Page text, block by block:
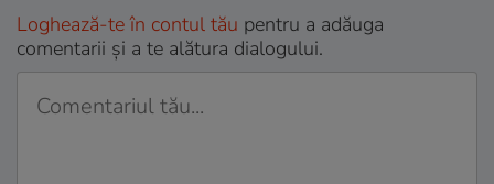
Loghează-te în contul tău pentru a adăuga
comentarii și a te alătura dialogului.